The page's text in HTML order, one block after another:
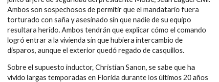
Ambos son sospechosos de permitir que el mandatario fuera
torturado con saña y asesinado sin que nadie de su equipo
resultara herido. Ambos tendrán que explicar cómo el comando
logró entrar a la vivienda sin que hubiera intercambio de
disparos, aunque el exterior quedó regado de casquillos.
Sobre el supuesto inductor, Christian Sanon, se sabe que ha
vivido largas temporadas en Florida durante los últimos 20 años